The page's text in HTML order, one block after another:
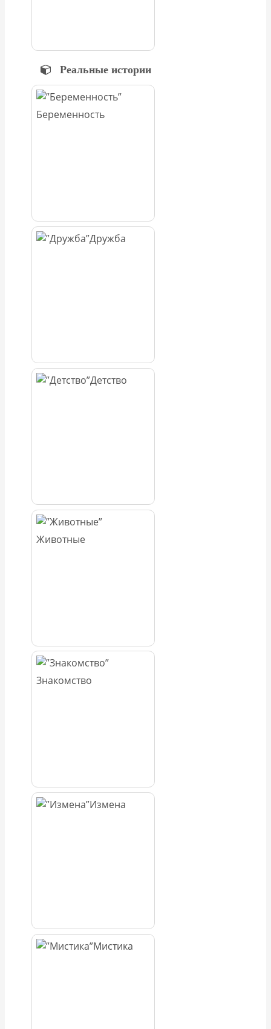
Реальные истории
Беременность
Дружба
Детство
Животные
Знакомство
Измена
Мистика